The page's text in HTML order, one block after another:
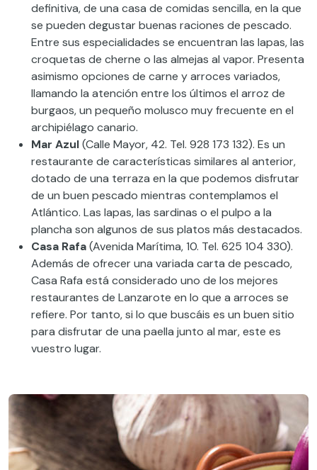
definitiva, de una casa de comidas sencilla, en la que
se pueden degustar buenas raciones de pescado.
Entre sus especialidades se encuentran las lapas, las
croquetas de cherne o las almejas al vapor. Presenta
asimismo opciones de carne y arroces variados,
llamando la atención entre los últimos el arroz de
burgaos, un pequeño molusco muy frecuente en el
archipiélago canario.
Mar Azul(Calle Mayor, 42. Tel. 928 173 132). Es un
restaurante de características similares al anterior,
dotado de una terraza en la que podemos disfrutar
de un buen pescado mientras contemplamos el
Atlántico. Las lapas, las sardinas o el pulpo a la
plancha son algunos de sus platos más destacados.
Casa Rafa(Avenida Marítima, 10. Tel. 625 104 330).
Además de ofrecer una variada carta de pescado,
Casa Rafa está considerado uno de los mejores
restaurantes de Lanzarote en lo que a arroces se
refiere. Por tanto, si lo que buscáis es un buen sitio
para disfrutar de una paella junto al mar, este es
vuestro lugar.